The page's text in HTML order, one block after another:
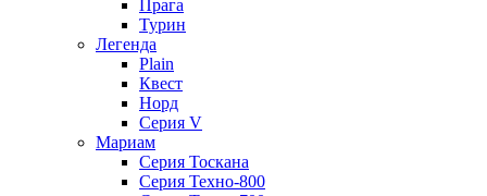
Прага
Турин
Легенда
Plain
Квест
Норд
Cерия V
Мариам
Серия Тоскана
Серия Техно-800